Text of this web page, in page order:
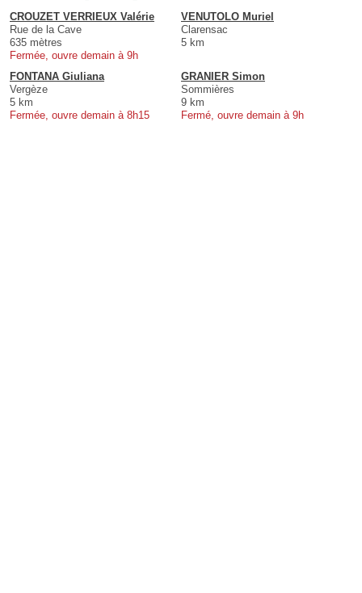
CROUZET VERRIEUX Valérie
Rue de la Cave
635 mètres
Fermée, ouvre demain à 9h
VENUTOLO Muriel
Clarensac
5 km
FONTANA Giuliana
Vergèze
5 km
Fermée, ouvre demain à 8h15
GRANIER Simon
Sommières
9 km
Fermé, ouvre demain à 9h